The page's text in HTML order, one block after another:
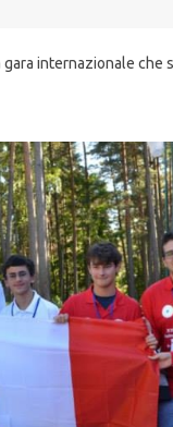
internazionale che